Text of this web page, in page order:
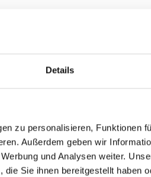
Details
zu personalisieren, Funktionen
Außerdem geben wir
und Analysen weiter.
Sie ihnen bereitgestellt haben
Sie den
zu, um sich dieses Video
und